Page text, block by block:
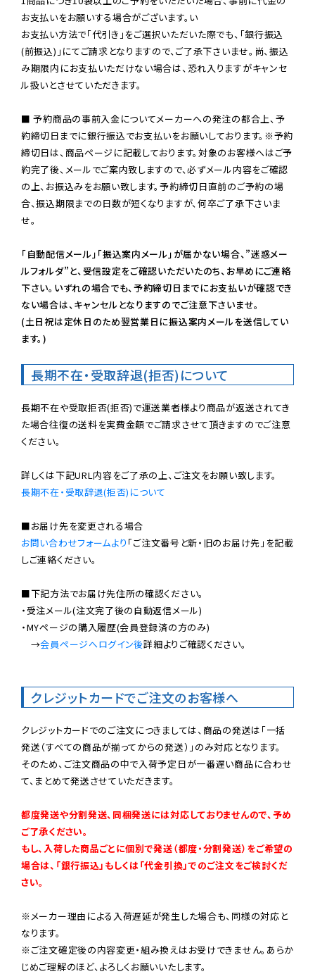
お支払いをお願いする場合がございます。い
お支払い方法で「代引き」をご選択いただいた際でも、「銀行振込
(前振込)」にてご請求となりますので、ご了承下さいませ。尚、振込
み期限内にお支払いただけない場合は、恐れ入りますがキャンセ
ル扱いとさせていただきます。
■ 予約商品の事前入金についてメーカーへの発注の都合上、予
約締切日までに銀行振込でお支払いをお願いしております。※予約
締切日は、商品ページに記載しております。対象のお客様へはご予
約完了後、メールでご案内致しますので、必ずメール内容をご確認
の上、お振込みをお願い致します。予約締切日直前のご予約の場
合、振込期限までの日数が短くなりますが、何卒ご了承下さいま
せ。
「自動配信メール」「振込案内メール」が届かない場合、”迷惑メー
ルフォルダ”と、受信設定をご確認いただいたのち、お早めにご連絡
下さい。いずれの場合でも、予約締切日までにお支払いが確認でき
ない場合は、キャンセルとなりますのでご注意下さいませ。
(土日祝は定休日のため翌営業日に振込案内メールを送信してい
ます。)
長期不在・受取辞退(拒否)について
長期不在や受取拒否(拒否)で運送業者様より商品が返送されてき
た場合往復の送料を実費金額でご請求させて頂きますのでご注意
ください。
長期不在・受取辞退(拒否)について
お問い合わせフォームより 「ご注文番号と新・旧のお届け先」を記載
しご連絡ください。
■下記方法でお届け先住所の確認ください。
・受注メール(注文完了後の自動返信メール)
・MYページの購入履歴(会員登録済の方のみ)
→会員ページへログイン後詳細よりご確認ください。
クレジットカードでご注文のお客様へ
クレジットカードでのご注文につきましては、商品の発送は「一括
発送（すべての商品が揃ってからの発送）」のみ対応となります。
そのため、ご注文商品の中で入荷予定日が一番遅い商品に合わせ
て、まとめて発送させていただきます。
都度発送や分割発送、同梱発送には対応しておりませんので、予め
ご了承ください。
もし、入荷した商品ごとに個別で発送（都度・分割発送）をご希望の
場合は、「銀行振込」もしくは「代金引換」でのご注文をご検討くだ
さい。
※メーカー理由による入荷遅延が発生した場合も、同様の対応と
なります。
※ご注文確定後の内容変更・組み換えはお受けできません。あらか
じめご理解のほど、よろしくお願いいたします。